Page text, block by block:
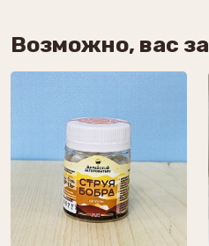
Возможно, вас